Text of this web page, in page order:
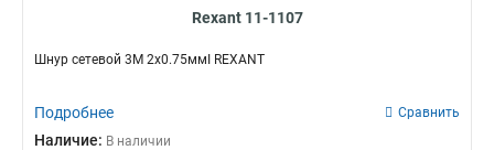
Rexant 11-1107
Шнур сетевой 3М 2x0.75ммІ REXANT
Подробнее Сравнить
Наличие: В наличии